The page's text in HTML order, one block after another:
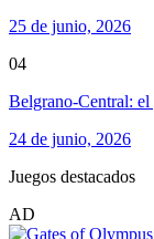
25 de junio, 2026
04
Belgrano-Central:
24 de junio, 2026
Juegos destacados
AD